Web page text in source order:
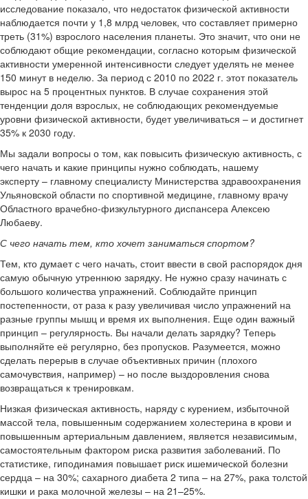
исследование показало, что недостаток физической активности
наблюдается почти у 1,8 млрд человек, что составляет примерно
треть (31%) взрослого населения планеты. Это значит, что они не
соблюдают общие рекомендации, согласно которым физической
активности умеренной интенсивности следует уделять не менее
150 минут в неделю. За период с 2010 по 2022 г. этот показатель
вырос на 5 процентных пунктов. В случае сохранения этой
тенденции доля взрослых, не соблюдающих рекомендуемые
уровни физической активности, будет увеличиваться – и достигнет
35% к 2030 году.
Мы задали вопросы о том, как повысить физическую активность, с
чего начать и какие принципы нужно соблюдать, нашему
эксперту – главному специалисту Министерства здравоохранения
Ульяновской области по спортивной медицине, главному врачу
Областного врачебно-физкультурного диспансера Алексею
Любаеву.
С чего начать тем, кто хочет заниматься спортом?
Тем, кто думает с чего начать, стоит ввести в свой распорядок дня
самую обычную утреннюю зарядку. Не нужно сразу начинать с
большого количества упражнений. Соблюдайте принцип
постепенности, от раза к разу увеличивая число упражнений на
разные группы мышц и время их выполнения. Еще один важный
принцип – регулярность. Вы начали делать зарядку? Теперь
выполняйте её регулярно, без пропусков. Разумеется, можно
сделать перерыв в случае объективных причин (плохого
самочувствия, например) – но после выздоровления снова
возвращаться к тренировкам.
Низкая физическая активность, наряду с курением, избыточной
массой тела, повышенным содержанием холестерина в крови и
повышенным артериальным давлением, является независимым,
самостоятельным фактором риска развития заболеваний. По
статистике, гиподинамия повышает риск ишемической болезни
сердца – на 30%; сахарного диабета 2 типа – на 27%, рака толстой
кишки и рака молочной железы – на 21–25%.